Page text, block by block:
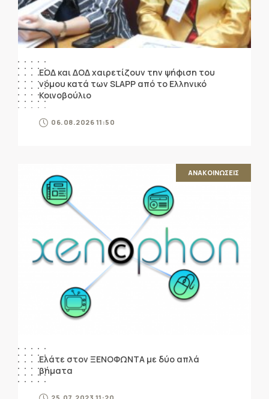
ΕΟΔ και ΔΟΔ χαιρετίζουν την ψήφιση του
νόμου κατά των SLAPP από το Ελληνικό
Κοινοβούλιο
06.08.2026 11:50
ΑΝΑΚΟΙΝΩΣΕΙΣ
Ελάτε στον ΞΕΝΟΦΩΝΤΑ με δύο απλά
βήματα